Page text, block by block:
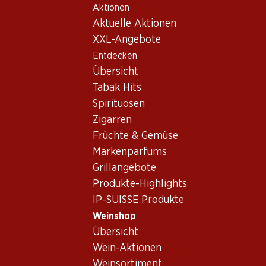
Aktionen
Aktuelle Aktionen
XXL-Angebote
Entdecken
Übersicht
Tabak Hits
Spirituosen
Zigarren
Früchte & Gemüse
Markenparfums
Grillangebote
Produkte-Highlights
IP-SUISSE Produkte
Weinshop
Übersicht
Wein-Aktionen
Wein/Champagner
Bordeaux Château Soutard
Vorderseite
Château Soutard